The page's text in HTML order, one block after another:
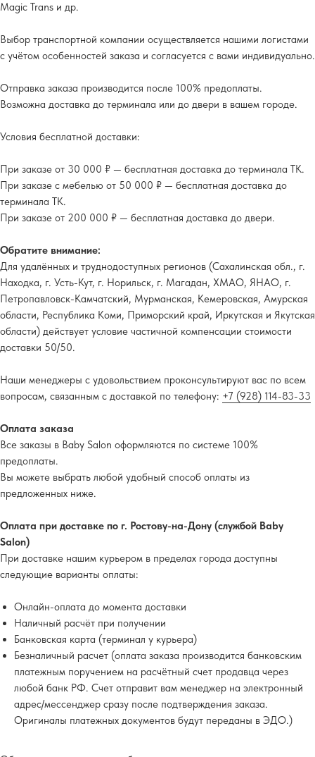
Magic Trans и др.
Выбор транспортной компании осуществляется нашими логистами
с учётом особенностей заказа и согласуется с вами индивидуально.
Отправка заказа производится после 100% предоплаты.
Возможна доставка до терминала или до двери в вашем городе.
Условия бесплатной доставки:
При заказе от 30 000 ₽ — бесплатная доставка до терминала ТК.
При заказе с мебелью от 50 000 ₽ — бесплатная доставка до
терминала ТК.
При заказе от 200 000 ₽ — бесплатная доставка до двери.
Обратите внимание:
Для удалённых и труднодоступных регионов (Сахалинская обл., г.
Находка, г. Усть-Кут, г. Норильск, г. Магадан, ХМАО, ЯНАО, г.
Петропавловск-Камчатский, Мурманская, Кемеровская, Амурская
области, Республика Коми, Приморский край, Иркутская и Якутская
области) действует условие частичной компенсации стоимости
доставки 50/50.
Наши менеджеры с удовольствием проконсультируют вас по всем
вопросам, связанным с доставкой по телефону: +7 (928) 114-83-33
Оплата заказа
Все заказы в Baby Salon оформляются по системе 100%
предоплаты.
Вы можете выбрать любой удобный способ оплаты из
предложенных ниже.
Оплата при доставке по г. Ростову-на-Дону (службой Baby
Salon)
При доставке нашим курьером в пределах города доступны
следующие варианты оплаты:
Онлайн-оплата до момента доставки
Наличный расчёт при получении
Банковская карта (терминал у курьера)
Безналичный расчет (оплата заказа производится банковским
платежным поручением на расчётный счет продавца через
любой банк РФ. Счет отправит вам менеджер на электронный
адрес/мессенджер сразу после подтверждения заказа.
Оригиналы платежных документов будут переданы в ЭДО.)